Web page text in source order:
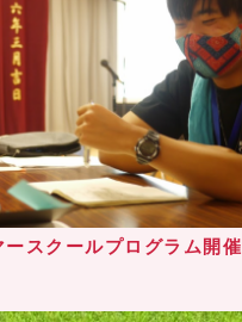
スクールプログラム開催